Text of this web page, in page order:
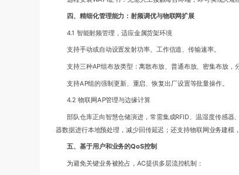
四、精细化管理能力：射频调优与物联网扩展
4.1 智能射频管理，适应金属货架环境
支持手动或自动设置发射功率、工作信道、传输速率。
支持三种AP组布放类型：离散布放、普通布放、密集布放，
支持AP组的强制更新、重启、恢复出厂设置等批量操作。
4.2 物联网AP管理与边缘计算
部队仓库正向智慧仓储演进，常需集成RFID、温湿度传感
器数据进行本地预处理，减少回传延迟；还支持物联网业务建模
五、基于用户和业务的QoS控制
为避免关键业务被抢占，AC提供多层流控机制：